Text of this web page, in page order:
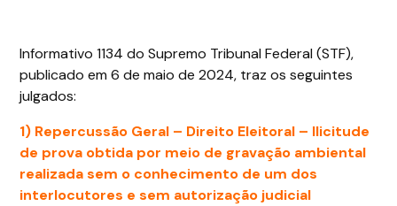
Informativo 1134 do Supremo Tribunal Federal (STF),
publicado em 6 de maio de 2024, traz os seguintes
julgados:
1) Repercussão Geral – Direito Eleitoral – Ilicitude
de prova obtida por meio de gravação ambiental
realizada sem o conhecimento de um dos
interlocutores e sem autorização judicial